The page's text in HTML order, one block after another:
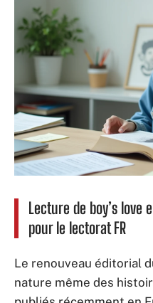
Lecture de boy’s love
pour le lectorat FR
Le renouveau éditorial
nature même des